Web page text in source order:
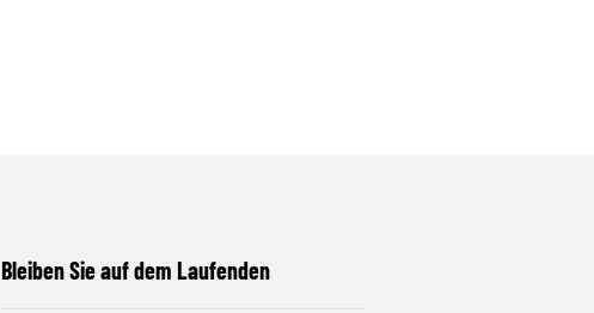
Bleiben Sie auf dem Laufenden